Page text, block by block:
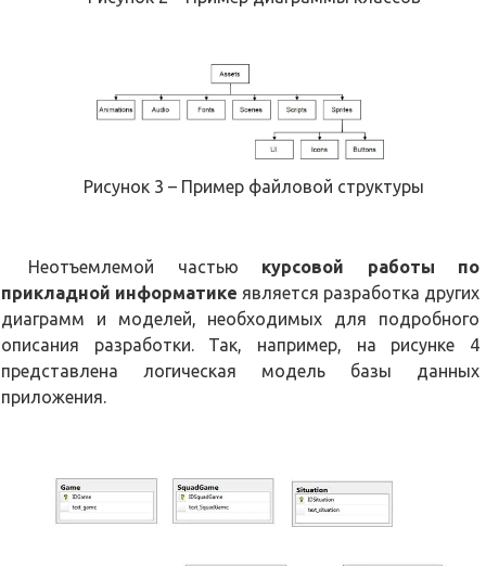
Рисунок 3 – Пример файловой структуры
Неотъемлемой частью курсовой работы по
прикладной информатике является разработка других
диаграмм и моделей, необходимых для подробного
описания разработки. Так, например, на рисунке 4
представлена логическая модель базы данных
приложения.